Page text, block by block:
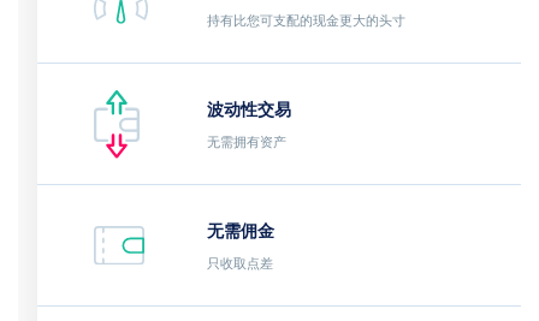
持有比您可支配的现金更大的头寸
波动性交易
无需拥有资产
无需佣金
只收取点差